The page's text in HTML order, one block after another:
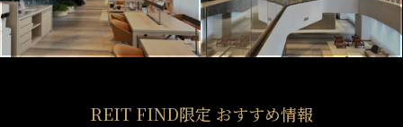
REIT FIND限定 おすすめ情報